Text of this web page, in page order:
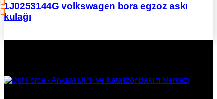
1J0253144G volkswagen bora egzoz askı
kulağı